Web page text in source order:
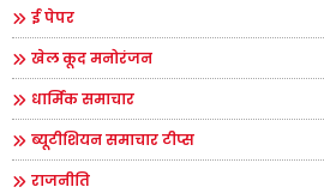
ई पेपर
खेल कूद मनोरंजन
धार्मिक समाचार
ब्यूटीशियन समाचार टीप्स
राजनीति